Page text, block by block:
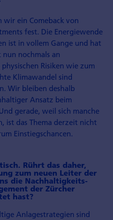
wir ein Comeback von
fest. Die Energiewende
ist in vollem Gange und hat
nochmals an
Risiken wie zum
Klimawandel sind
Wir bleiben deshalb
Ansatz beim
gerade, weil sich manche
ist das Thema derzeit nicht
Einstiegschancen.
Rührt das daher,
zum neuen Leiter der
die Nachhaltigkeits-
der Zürcher
hast?
Anlagestrategien sind